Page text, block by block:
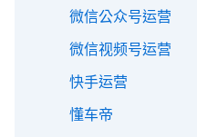
微信公众号运营
微信视频号运营
快手运营
懂车帝